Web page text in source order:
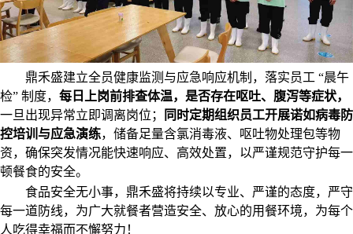
鼎禾盛建立全员健康监测与应急响应机制，落实员工 “晨午
检” 制度， 每日上岗前排查体温，是否存在呕吐、腹泻等症状，
一旦出现异常立即调离岗位；
同时定期组织员工开展诺如病毒防
控培训与应急演练，储备足量含氯消毒液、呕吐物处理包等物
资，确保突发情况能快速响应、高效处置，以严谨规范守护每一
顿餐食的安全。
食品安全无小事，鼎禾盛将持续以专业、严谨的态度，严守
每一道防线，为广大就餐者营造安全、放心的用餐环境，为每个
人吃得幸福而不懈努力！